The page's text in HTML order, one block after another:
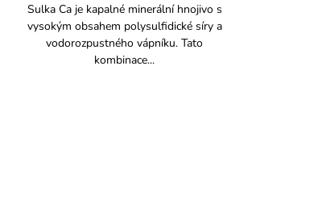
Sulka Ca je kapalné minerální hnojivo s
vysokým obsahem polysulfidické síry a
vodorozpustného vápníku. Tato
kombinace...